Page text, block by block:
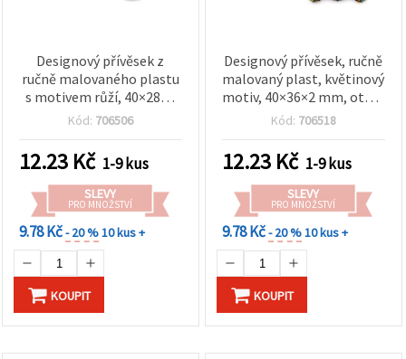
Designový přívěsek z
ručně malovaného plastu
s motivem růží, 40×28×2
mm, otvor 1 mm, na
Kód: 706506
12.23 Kč 1-9 kus
SLEVY
PRO MNOŽSTVÍ
9.78 Kč- 20 %10 kus +
KOUPIT
Designový přívěsek, ručně
malovaný plast, květinový
motiv, 40×36×2 mm, otvor
1 mm, na výrobu šperků
Kód: 706518
12.23 Kč 1-9 kus
SLEVY
PRO MNOŽSTVÍ
9.78 Kč- 20 %10 kus +
KOUPIT